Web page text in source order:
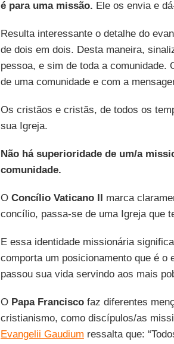
é para uma missão. Ele os envia e
Resulta interessante o detalhe do
de dois em dois. Desta maneira,
pessoa, e sim de toda a
de uma comunidade e com a
Os cristãos e cristãs, de todos os
sua Igreja.
Não há superioridade de um/a
comunidade.
O Concílio Vaticano II marca
concílio, passa-se de uma Igreja que
E essa identidade missionária significa
comporta um posicionamento que é o
passou sua vida servindo aos mais
O Papa Franciscofaz diferentes
cristianismo, como discípulos/as
Evangelii Gaudium ressalta que: